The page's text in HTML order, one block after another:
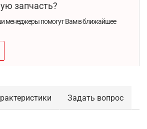
запчасть?
менеджеры помогут Вам в ближайшее
Задать вопрос